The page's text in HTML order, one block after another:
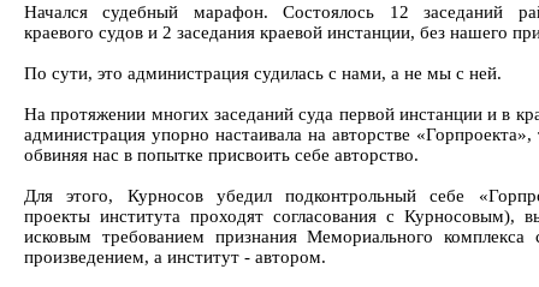
Начался судебный марафон. Состоялось 12 заседаний
краевого судов и 2 заседания краевой инстанции, без нашего
По сути, это администрация судилась с нами, а не мы с ней.
На протяжении многих заседаний суда первой инстанции и в
администрация упорно настаивала на авторстве
обвиняя нас в попытке присвоить себе авторство.
Для этого, Курносов убедил подконтрольный себе
проекты института проходят согласования с Курносовым),
исковым требованием признания Мемориального комплекса
произведением, а институт - автором.